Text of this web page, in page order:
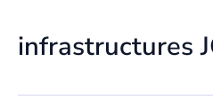
infrastructures